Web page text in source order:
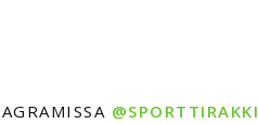
@SPORTTIRAKKI